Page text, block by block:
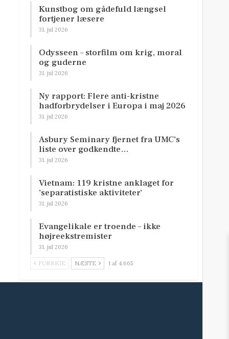
Kunstbog om gådefuld længsel
fortjener læsere
31. jul 2026
Odysseen – storfilm om krig, moral
og guderne
31. jul 2026
Ny rapport: Flere anti-kristne
hadforbrydelser i Europa i maj 2026
31. jul 2026
Asbury Seminary fjernet fra UMC’s
liste over godkendte…
31. jul 2026
Vietnam: 119 kristne anklaget for
’separatistiske aktiviteter’
31. jul 2026
Evangelikale er troende – ikke
højreekstremister
31. jul 2026
FORRIGE NÆSTE 1 af 4.665